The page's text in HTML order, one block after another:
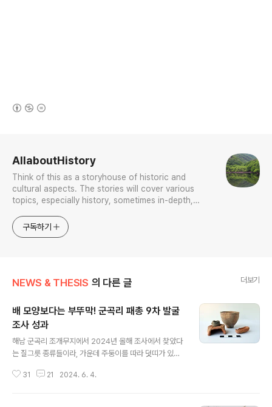
AllaboutHistory
Think of this as a storyhouse of historic and
cultural aspects. The stories will cover various
topics, especially history, sometimes in-depth,
approach will be to resist any common sense or
generalized viewpoint
구독하기
NEWS & THESIS 의 다른 글 더보기
배 모양보다는 부뚜막! 군곡리 패총 9차 발굴
조사 성과
해남 군곡리 조개무지에서 2024년 올해 조사에서 찾았다
는 질그릇 종류들이라, 가운데 주둥이를 따라 덧띠가 있는
뚜막이 보이며, 오른편으로 무슨 주걱 같은 물건이 보이는
31 21 2024. 6. 4.